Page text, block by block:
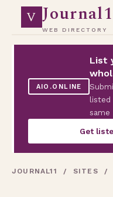
V
WEB DIRECTORY
AIO.ONLINE
List
listed
same
Get
JOURNAL11 / SITES /